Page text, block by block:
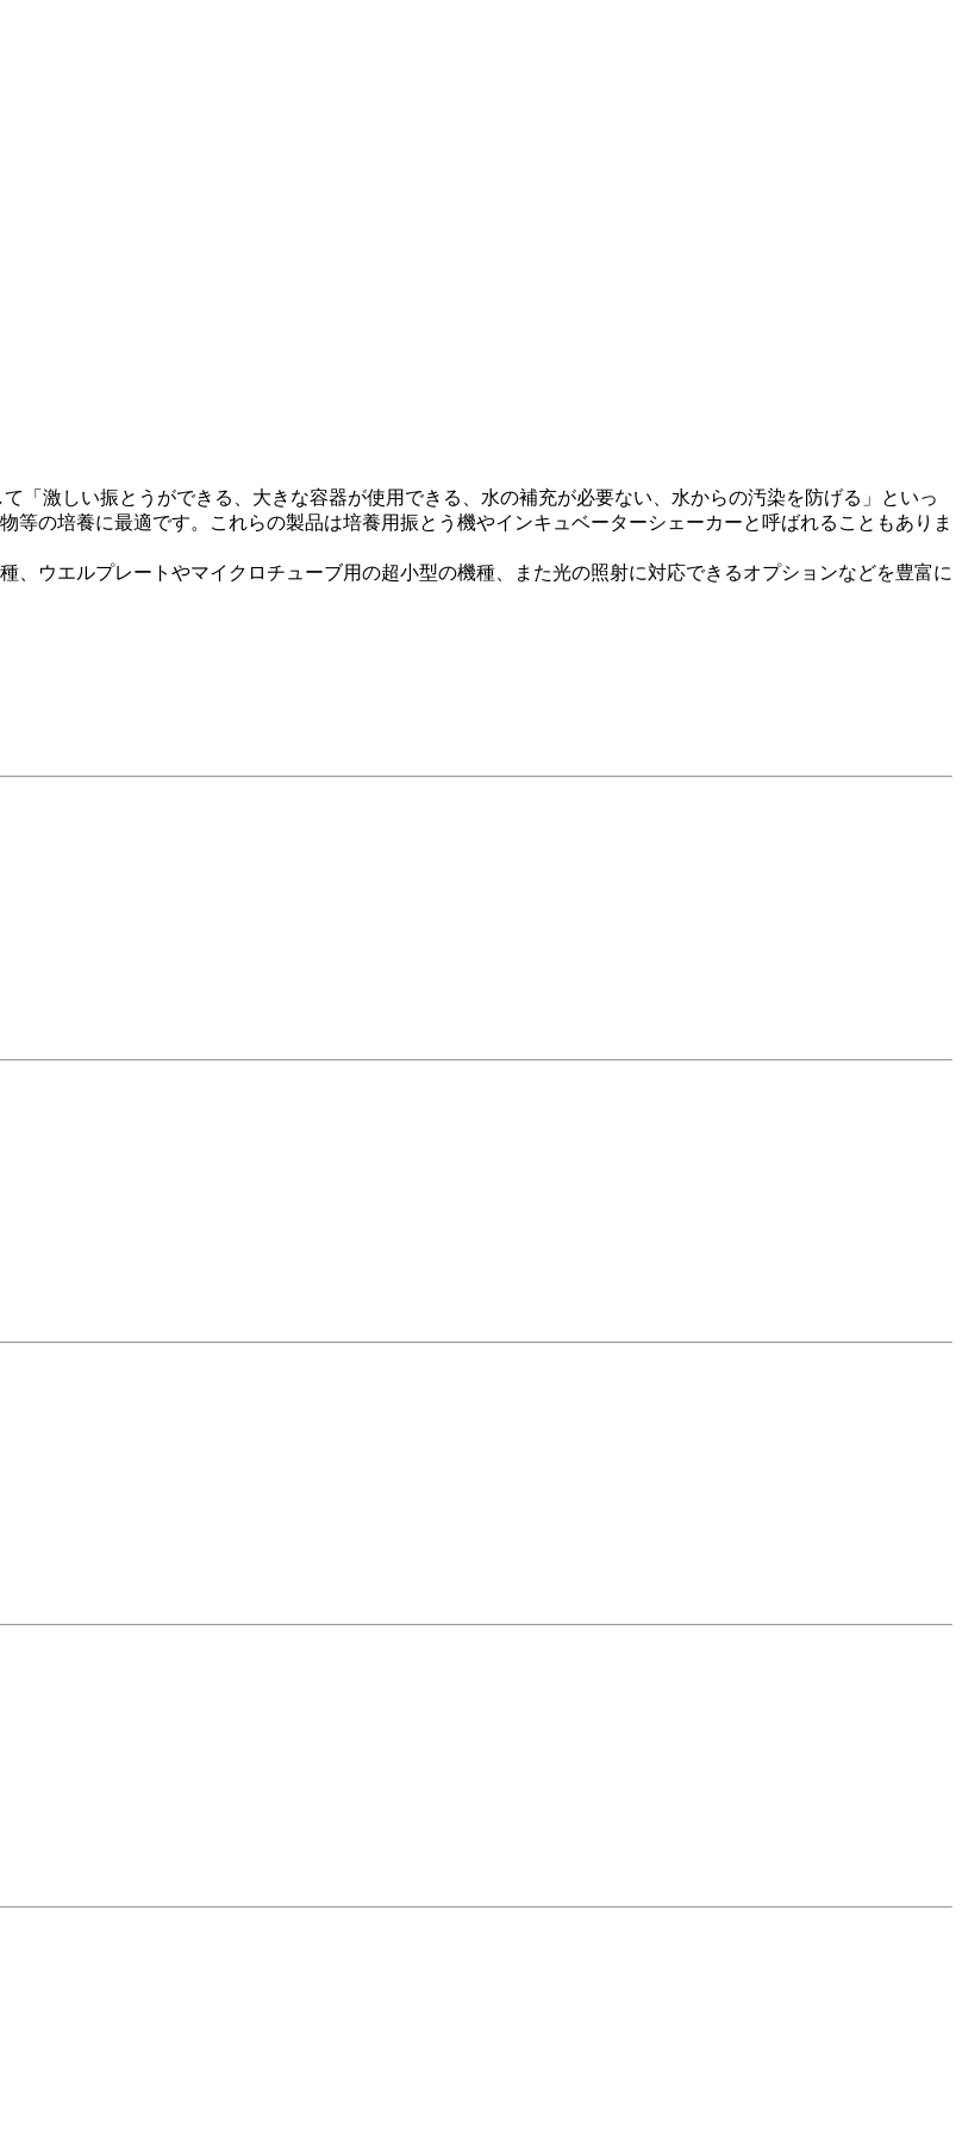
「激しい振とうができる、大きな容器が使用できる、水の補充が必要ない、水からの汚染を防げる」といっ
の培養に最適です。これらの製品は培養用振とう機やインキュベーターシェーカーと呼ばれることもありま
、ウエルプレートやマイクロチューブ用の超小型の機種、また光の照射に対応できるオプションなどを豊富に